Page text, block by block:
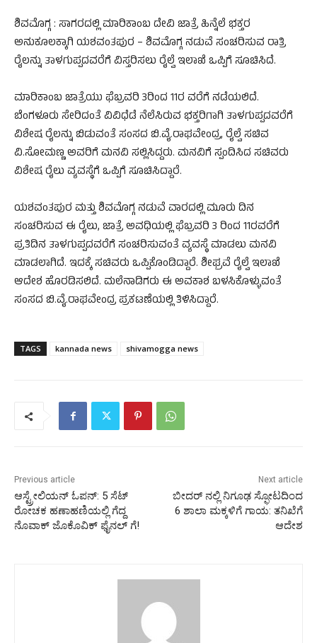
ಶಿವಮೊಗ್ಗ : ಸಾಗರದಲ್ಲಿ ಮಾರಿಕಾಂಬ ದೇವಿ ಜಾತ್ರೆ ಹಿನ್ನೆಲೆ ಭಕ್ತರ
ಅನುಕೂಲಕ್ಕಾಗಿ ಯಶವಂತಪುರ – ಶಿವಮೊಗ್ಗ ನಡುವೆ ಸಂಚರಿಸುವ ರಾತ್ರಿ
ರೈಲನ್ನು ತಾಳಗುಪ್ಪದವರೆಗೆ ವಿಸ್ತರಿಸಲು ರೈಲ್ವೆ ಇಲಾಖೆ ಒಪ್ಪಿಗೆ ಸೂಚಿಸಿದೆ.
ಮಾರಿಕಾಂಬ ಜಾತ್ರೆಯು ಫೆಬ್ರವರಿ 3ರಿಂದ 11ರ ವರೆಗೆ ನಡೆಯಲಿದೆ.
ಬೆಂಗಳೂರು ಸೇರಿದಂತೆ ವಿವಿಧೆಡೆ ನೆಲೆಸಿರುವ ಭಕ್ತರಿಗಾಗಿ ತಾಳಗುಪ್ಪದವರೆಗೆ
ವಿಶೇಷ ರೈಲನ್ನು ಬಿಡುವಂತೆ ಸಂಸದ ಬಿ.ವೈ.ರಾಘವೇಂದ್ರ, ರೈಲ್ವೆ ಸಚಿವ
ವಿ.ಸೋಮಣ್ಣ ಅವರಿಗೆ ಮನವಿ ಸಲ್ಲಿಸಿದ್ದರು. ಮನವಿಗೆ ಸ್ಪಂದಿಸಿದ ಸಚಿವರು
ವಿಶೇಷ ರೈಲು ವ್ಯವಸ್ಥೆಗೆ ಒಪ್ಪಿಗೆ ಸೂಚಿಸಿದ್ದಾರೆ.
ಯಶವಂತಪುರ ಮತ್ತು ಶಿವಮೊಗ್ಗ ನಡುವೆ ವಾರದಲ್ಲಿ ಮೂರು ದಿನ
ಸಂಚರಿಸುವ ಈ ರೈಲು, ಜಾತ್ರೆ ಅವಧಿಯಲ್ಲಿ ಫೆಬ್ರವರಿ 3 ರಿಂದ 11ರವರೆಗೆ
ಪ್ರತಿದಿನ ತಾಳಗುಪ್ಪದವರೆಗೆ ಸಂಚರಿಸುವಂತೆ ವ್ಯವಸ್ಥೆ ಮಾಡಲು ಮನವಿ
ಮಾಡಲಾಗಿದೆ. ಇದಕ್ಕೆ ಸಚಿವರು ಒಪ್ಪಿಕೊಂಡಿದ್ದಾರೆ. ಶೀಘ್ರವೆ ರೈಲ್ವೆ ಇಲಾಖೆ
ಆದೇಶ ಹೊರಡಿಸಲಿದೆ. ಮಲೆನಾಡಿಗರು ಈ ಅವಕಾಶ ಬಳಸಿಕೊಳ್ಳುವಂತೆ
ಸಂಸದ ಬಿ.ವೈ.ರಾಘವೇಂದ್ರ ಪ್ರಕಟಣೆಯಲ್ಲಿ ತಿಳಿಸಿದ್ದಾರೆ.
TAGS kannada news shivamogga news
Previous article
ಆಸ್ಟ್ರೇಲಿಯನ್ ಓಪನ್: 5 ಸೆಟ್
ರೋಚಕ ಹಣಾಹಣಿಯಲ್ಲಿ ಗೆದ್ದ
ನೊವಾಕ್ ಜೊಕೊವಿಕ್ ಫೈನಲ್ ಗೆ!
Next article
ಬೀದರ್ ನಲ್ಲಿ ನಿಗೂಢ ಸ್ಫೋಟದಿಂದ
6 ಶಾಲಾ ಮಕ್ಕಳಿಗೆ ಗಾಯ: ತನಿಖೆಗೆ
ಆದೇಶ